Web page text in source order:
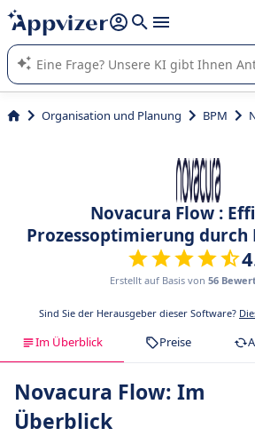
beantworten (mehrere Zeilen mit
Die KI von Appvizer führt Sie bei der
von SaaS-Software in Unternehmen.
Organisation und Planung BPM
Novacura Flow :
Prozessoptimierung durch
Erstellt auf Basis von 56
Sind Sie der Herausgeber dieser Software?
Im Überblick Preise
Novacura Flow: Im
Überblick